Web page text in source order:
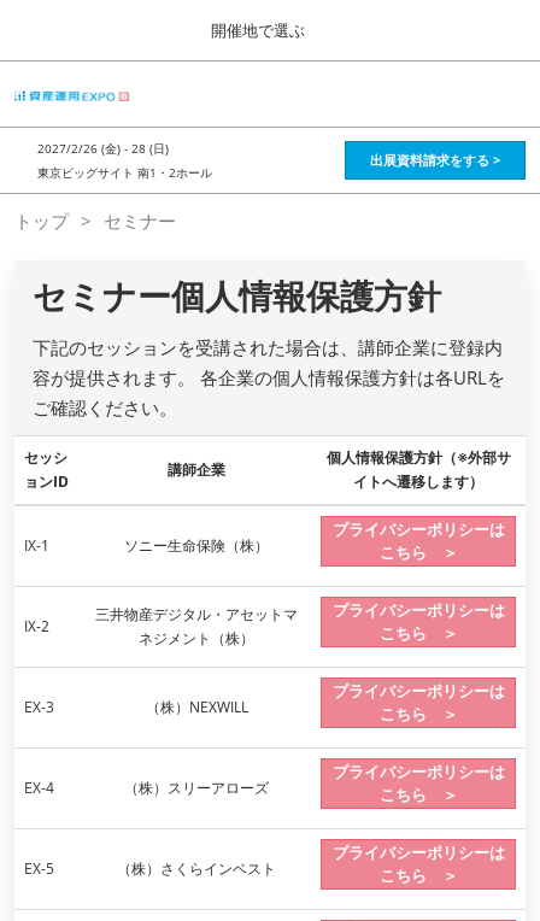
プ
し
進
む
to
close
開催地で選ぶ
資産運用_27年2月東京
2027年02月26日
東京ビッグサイト / Tokyo Big Sight, Japan
株フェス_27年2月東京
東京ビッグサイト / Tokyo Big Sight, Japan
資産運用_27年7月東京
東京ビッグサイト / Tokyo Big Sight, Japan
東京ビッグサイト / Tokyo Big Sight, Japan
マネのび -MONEY no MANABI -
ー
ナ
シ
ョ
を
折
り
た
2027/2/26 (金) - 28 (日)
東京ビッグサイト 南1・2ホール
出展資料請求をする >
トップ セミナー
セミナー個人情報保護方針
下記のセッションを受講された場合は、講師企業に登録内
容が提供されます。 各企業の個人情報保護方針は各URLを
ご確認ください。
セッシ
ョンID
講師企業
個人情報保護方針（※外部サ
イトへ遷移します）
IX-1 ソニー生命保険（株）
プライバシーポリシーは
こちら ＞
IX-2
三井物産デジタル・アセットマ
ネジメント（株）
プライバシーポリシーは
こちら ＞
EX-3 （株）NEXWILL
プライバシーポリシーは
こちら ＞
EX-4 （株）スリーアローズ
プライバシーポリシーは
こちら ＞
EX-5 （株）さくらインベスト
プライバシーポリシーは
こちら ＞